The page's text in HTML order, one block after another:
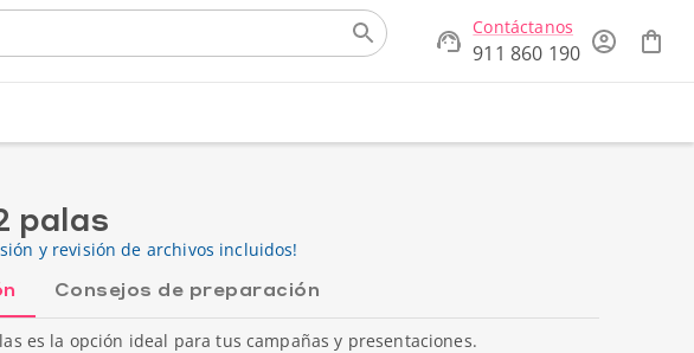
Contáctanos
911 860 190
palas
y revisión de archivos incluidos!
Consejos de preparación
es la opción ideal para tus campañas y presentaciones.